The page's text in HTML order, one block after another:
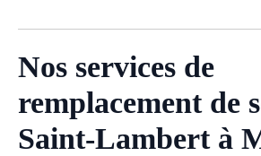
Nos services de
remplacement de
Saint-Lambert à